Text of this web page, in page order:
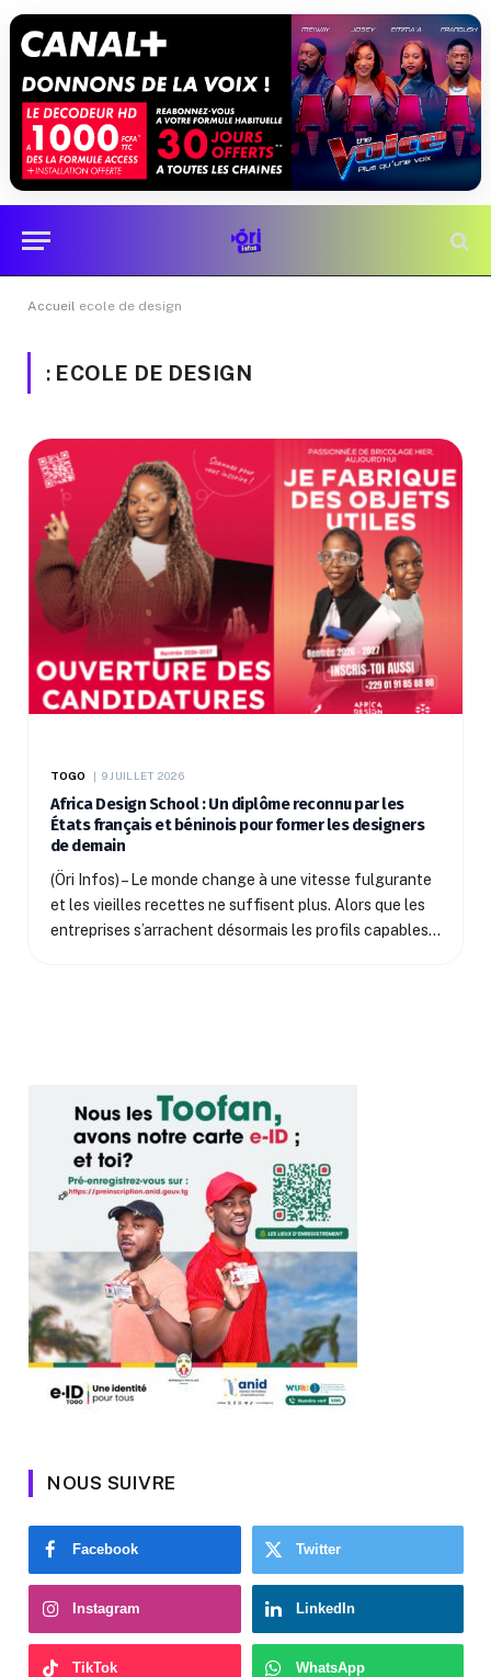
Accueil ecole de design
: ECOLE DE DESIGN
TOGO 9 JUILLET 2026
Africa Design School : Un diplôme reconnu par les
États français et béninois pour former les designers
de demain
(Öri Infos) – Le monde change à une vitesse fulgurante
et les vieilles recettes ne suffisent plus. Alors que les
entreprises s’arrachent désormais les profils capables…
NOUS SUIVRE
Facebook Twitter
Instagram LinkedIn
TikTok WhatsApp